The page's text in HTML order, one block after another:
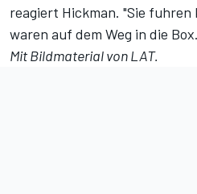
reagiert Hickman. "Sie fuhren
waren auf dem Weg in die
Mit Bildmaterial von LAT.